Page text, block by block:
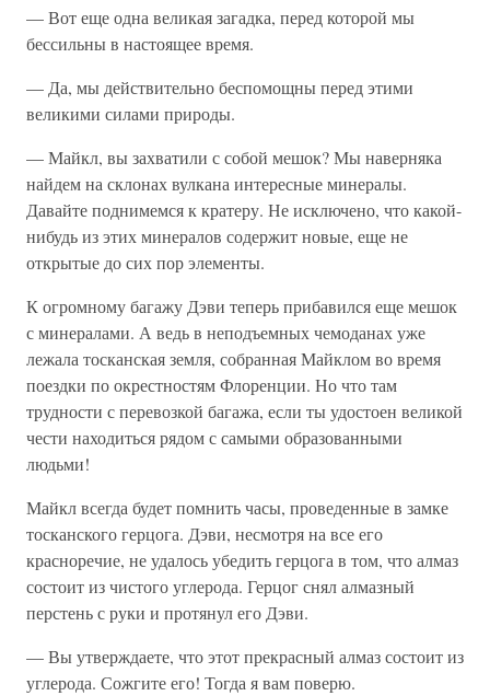
— Вот еще одна великая загадка, перед которой мы
бессильны в настоящее время.
— Да, мы действительно беспомощны перед этими
великими силами природы.
— Майкл, вы захватили с собой мешок? Мы наверняка
найдем на склонах вулкана интересные минералы.
Давайте поднимемся к кратеру. Не исключено, что какой-
нибудь из этих минералов содержит новые, еще не
открытые до сих пор элементы.
К огромному багажу Дэви теперь прибавился еще мешок
с минералами. А ведь в неподъемных чемоданах уже
лежала тосканская земля, собранная Майклом во время
поездки по окрестностям Флоренции. Но что там
трудности с перевозкой багажа, если ты удостоен великой
чести находиться рядом с самыми образованными
людьми!
Майкл всегда будет помнить часы, проведенные в замке
тосканского герцога. Дэви, несмотря на все его
красноречие, не удалось убедить герцога в том, что алмаз
состоит из чистого углерода. Герцог снял алмазный
перстень с руки и протянул его Дэви.
— Вы утверждаете, что этот прекрасный алмаз состоит из
углерода. Сожгите его! Тогда я вам поверю.